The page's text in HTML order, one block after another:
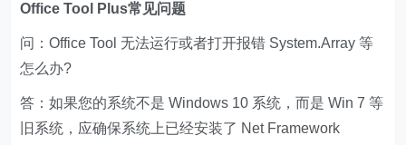
Office Tool Plus常见问题
问：Office Tool 无法运行或者打开报错 System.Array 等
怎么办?
答：如果您的系统不是 Windows 10 系统，而是 Win 7 等
旧系统，应确保系统上已经安装了 Net Framework